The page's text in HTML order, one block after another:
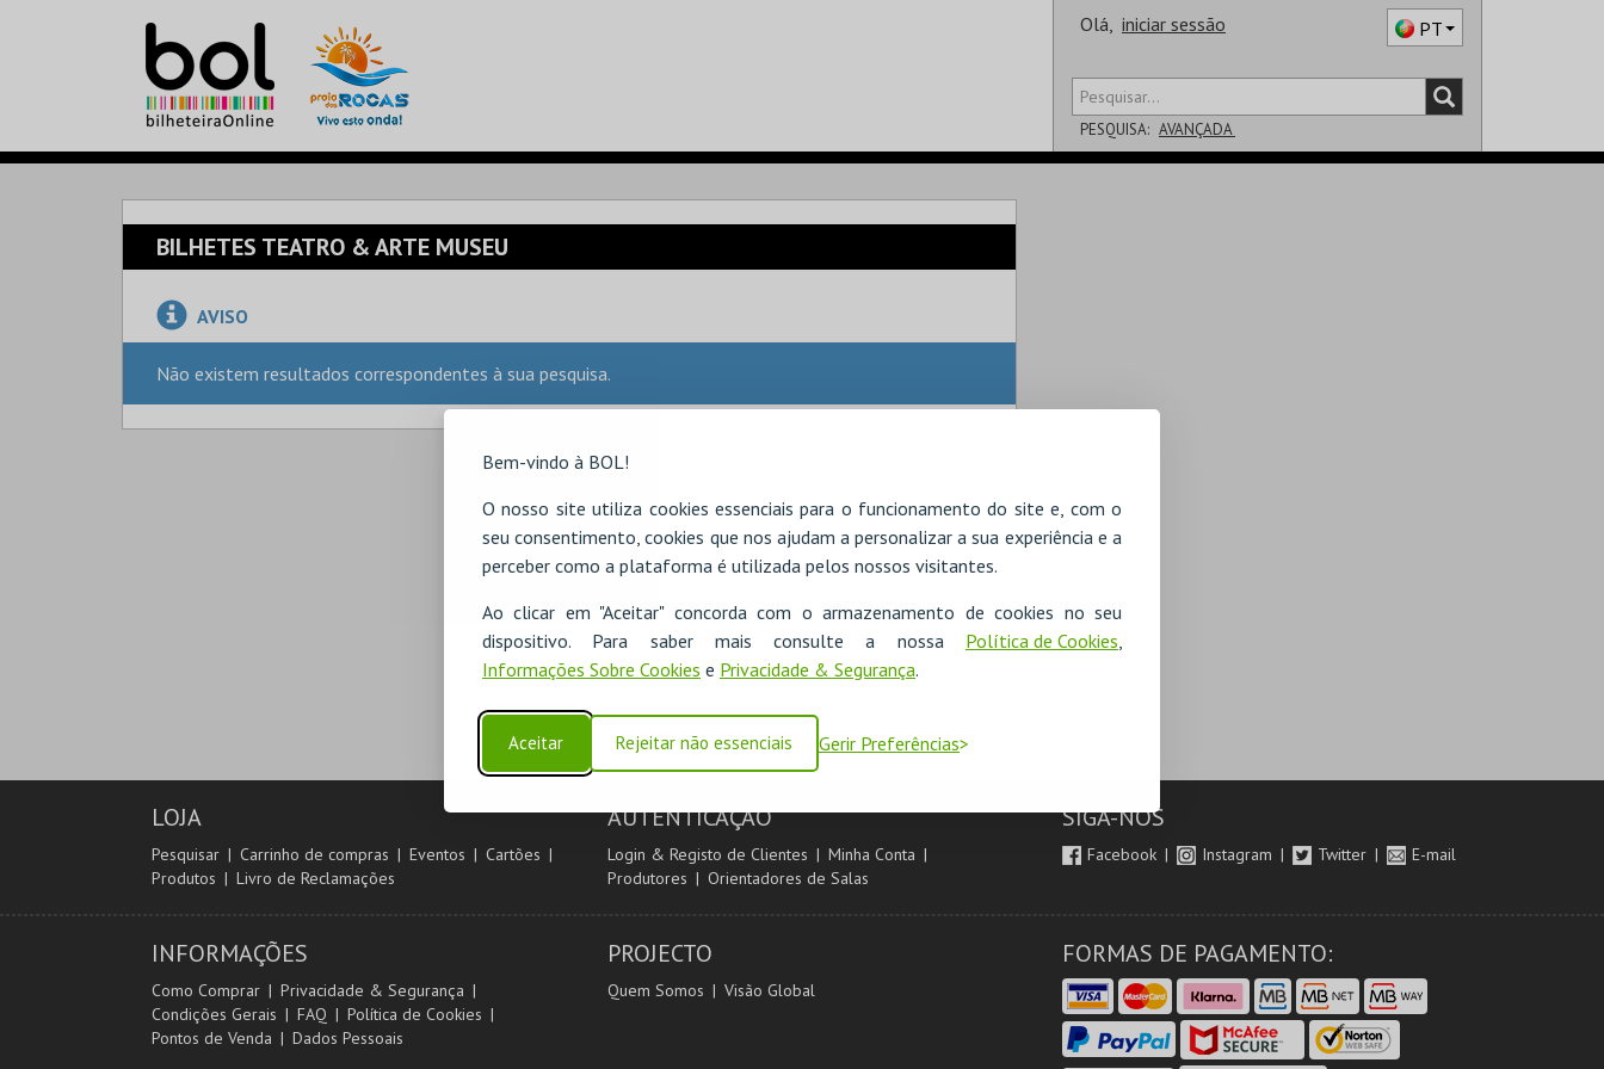
Bem-vindo à BOL!
O nosso site utiliza cookies essenciais para o funcionamento do site e, com o
seu consentimento, cookies que nos ajudam a personalizar a sua experiência e a
perceber como a plataforma é utilizada pelos nossos visitantes.
Ao clicar em "Aceitar" concorda com o armazenamento de cookies no seu
dispositivo. Para saber mais consulte a nossa Política de Cookies,
Informações Sobre Cookies e Privacidade & Segurança.
Aceitar Rejeitar não essenciais Gerir Preferências
Olá, iniciar sessão PT
PESQUISA: AVANÇADA
BILHETES TEATRO & ARTE MUSEU
AVISO
Não existem resultados correspondentes à sua pesquisa.
LOJA
Pesquisar Carrinho de compras Eventos
Cartões
Produtos
Livro de Reclamações
AUTENTICAÇÃO
Login & Registo de Clientes
Minha Conta
Produtores
Orientadores de Salas
SIGA-NOS
Facebook Instagram Twitter E-mail
INFORMAÇÕES
Como Comprar
Privacidade & Segurança
Condições Gerais
FAQ
Política de Cookies
Pontos de Venda
Dados Pessoais
PROJECTO
Quem Somos Visão Global
FORMAS DE PAGAMENTO: